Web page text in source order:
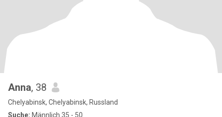
Anna, 38
Chelyabinsk, Chelyabinsk, Russland
Suche: Männlich 35 - 50